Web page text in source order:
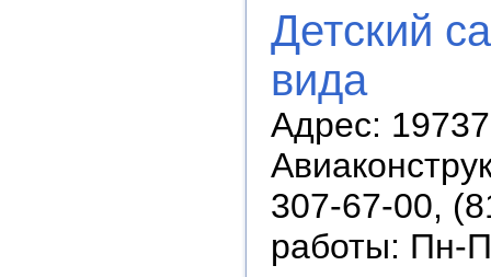
Детский
вида
Адрес:
307-67-00,
работы: Пн-